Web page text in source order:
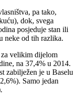
pa tako,
dok, svega
posjeduje stan ili
neke od tih razlika.
za velikim dijelom
na 37,4% u 2014.
zabilježen je u Baselu
Samo jedan